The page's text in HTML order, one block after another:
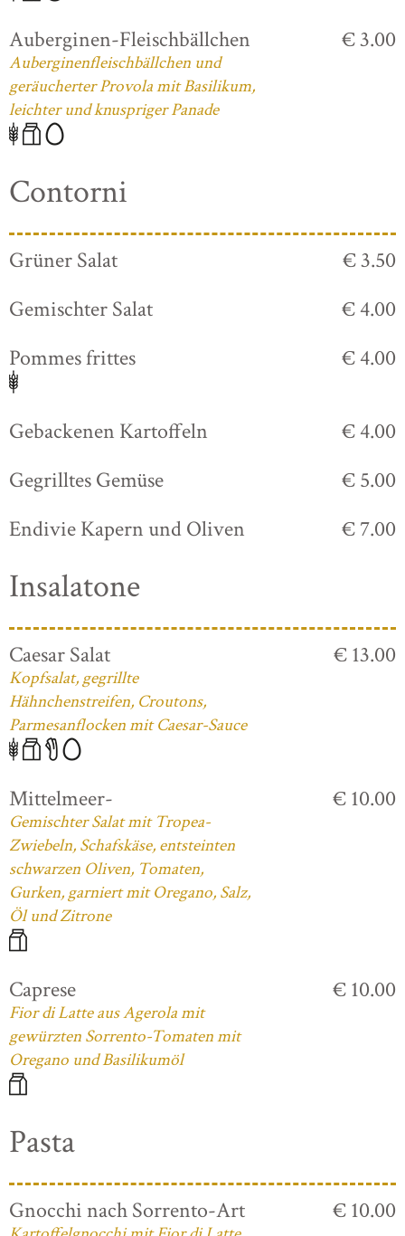
Auberginen-Fleischbällchen
Auberginenfleischbällchen und
geräucherter Provola mit Basilikum,
leichter und knuspriger Panade
€ 3.00
Contorni
Grüner Salat
€ 3.50
Gemischter Salat
€ 4.00
Pommes frittes
€ 4.00
Gebackenen Kartoffeln
€ 4.00
Gegrilltes Gemüse
€ 5.00
Endivie Kapern und Oliven
€ 7.00
Insalatone
Caesar Salat
Kopfsalat, gegrillte
Hähnchenstreifen, Croutons,
Parmesanflocken mit Caesar-Sauce
€ 13.00
Mittelmeer-
Gemischter Salat mit Tropea-
Zwiebeln, Schafskäse, entsteinten
schwarzen Oliven, Tomaten,
Gurken, garniert mit Oregano, Salz,
Öl und Zitrone
€ 10.00
Caprese
Fior di Latte aus Agerola mit
gewürzten Sorrento-Tomaten mit
Oregano und Basilikumöl
€ 10.00
Pasta
Gnocchi nach Sorrento-Art € 10.00